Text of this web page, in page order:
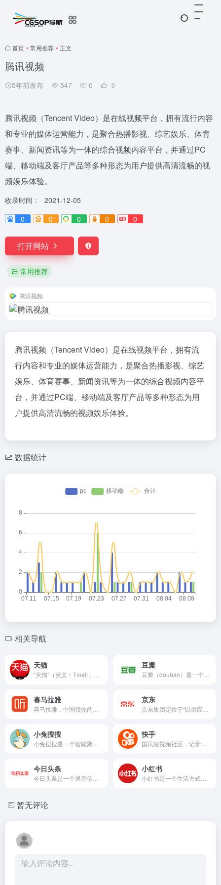
首页 • 常用推荐 • 正文
腾讯视频
5年前发布 547 0 0
腾讯视频（Tencent Video）是在线视频平台，拥有流行内容
和专业的媒体运营能力，是聚合热播影视、综艺娱乐、体育
赛事、新闻资讯等为一体的综合视频内容平台，并通过PC
端、移动端及客厅产品等多种形态为用户提供高清流畅的视
频娱乐体验。
收录时间：
2021-12-05
0
0 0 0 0
打开网站
常用推荐
腾讯视频
腾讯视频（Tencent Video）是在线视频平台，拥有流
行内容和专业的媒体运营能力，是聚合热播影视、综艺
娱乐、体育赛事、新闻资讯等为一体的综合视频内容平
台，并通过PC端、移动端及客厅产品等多种形态为用
户提供高清流畅的视频娱乐体验。
数据统计
相关导航
天猫 豆瓣
喜马拉雅 京东
小兔搜搜 快手
今日头条 小红书
暂无评论